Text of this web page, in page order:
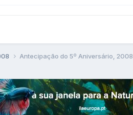
Antecipação do 5º Aniversário, 2008